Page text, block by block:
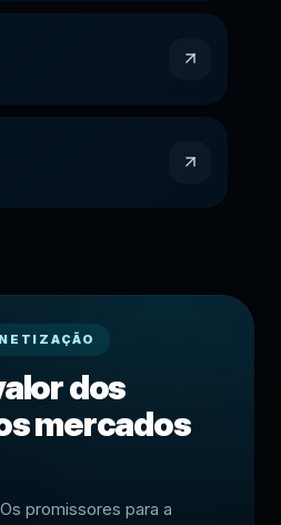
dos
mercados
promissores para a